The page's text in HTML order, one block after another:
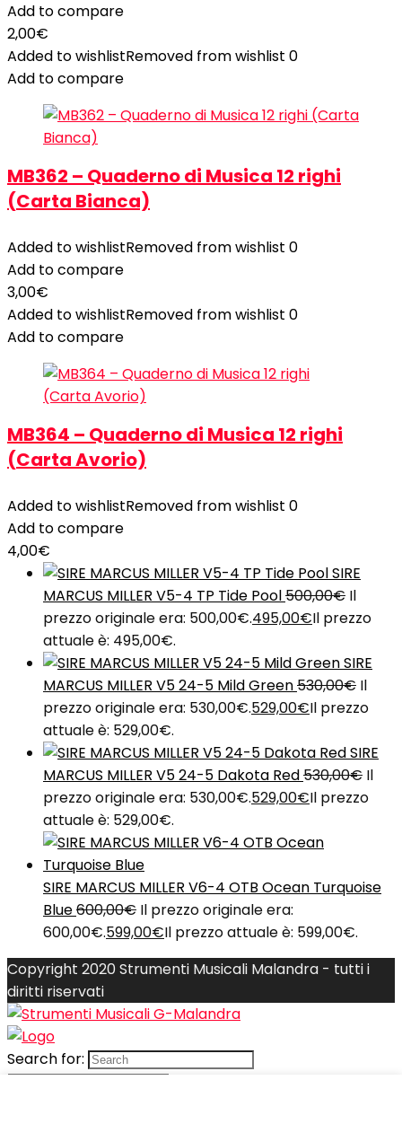
Add to compare
2,00€
Added to wishlistRemoved from wishlist 0
Add to compare
MB362 – Quaderno di Musica 12 righi
(Carta Bianca)
Added to wishlistRemoved from wishlist 0
Add to compare
3,00€
Added to wishlistRemoved from wishlist 0
Add to compare
MB364 – Quaderno di Musica 12 righi
(Carta Avorio)
Added to wishlistRemoved from wishlist 0
Add to compare
4,00€
SIRE
MARCUS MILLER V5-4 TP Tide Pool500,00€ Il
prezzo originale era: 500,00€.495,00€Il prezzo
attuale è: 495,00€.
SIRE
MARCUS MILLER V5 24-5 Mild Green530,00€ Il
prezzo originale era: 530,00€.529,00€Il prezzo
attuale è: 529,00€.
SIRE
MARCUS MILLER V5 24-5 Dakota Red530,00€ Il
prezzo originale era: 530,00€.529,00€Il prezzo
attuale è: 529,00€.
SIRE MARCUS MILLER V6-4 OTB Ocean Turquoise
Blue600,00€ Il prezzo originale era:
600,00€.599,00€Il prezzo attuale è: 599,00€.
Copyright 2020 Strumenti Musicali Malandra - tutti i
diritti riservati
Search for: